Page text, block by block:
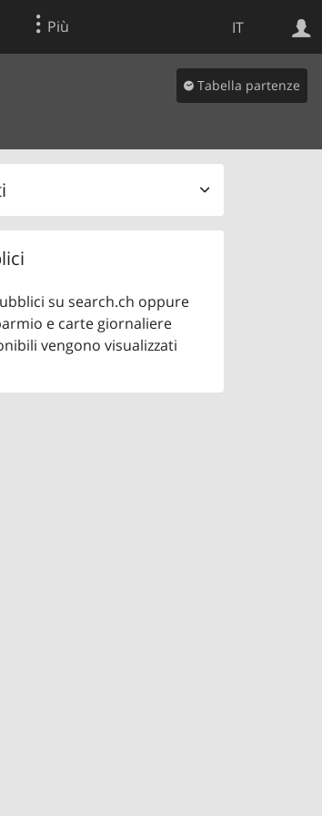
IT
Più
Tabella partenze
su search.ch oppure
e carte giornaliere
vengono visualizzati